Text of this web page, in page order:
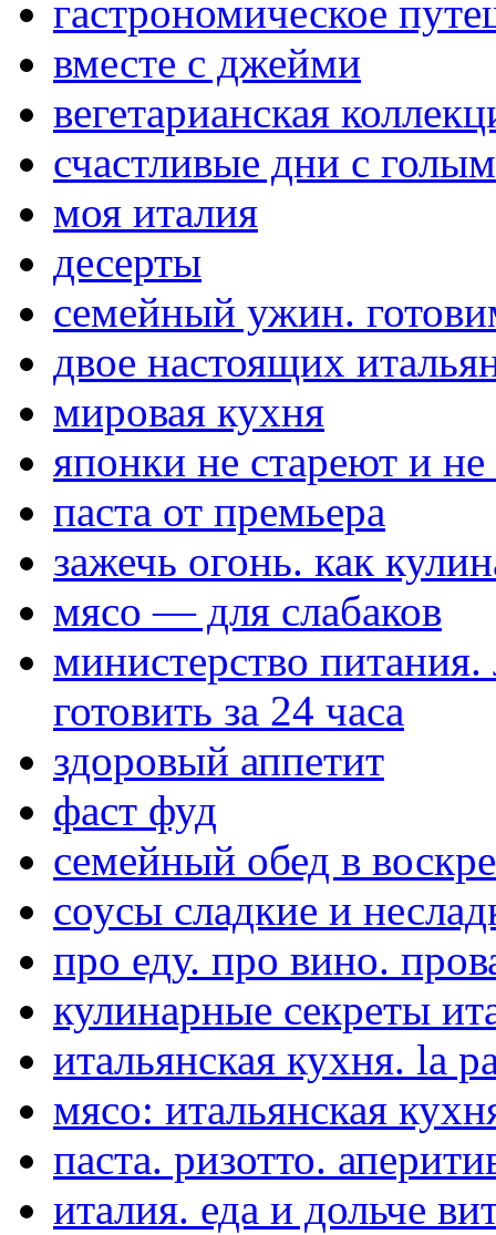
гастрономическое
вместе с джейми
вегетарианская
счастливые дни с
моя италия
десерты
семейный ужин.
двое настоящих
мировая кухня
японки не стареют и не
паста от премьера
зажечь огонь. как
мясо — для слабаков
министерство
готовить за 24 часа
здоровый аппетит
фаст фуд
семейный обед в
соусы сладкие и
про еду. про вино.
кулинарные секреты
итальянская кухня. la
мясо: итальянская
паста. ризотто.
италия. еда и дольче